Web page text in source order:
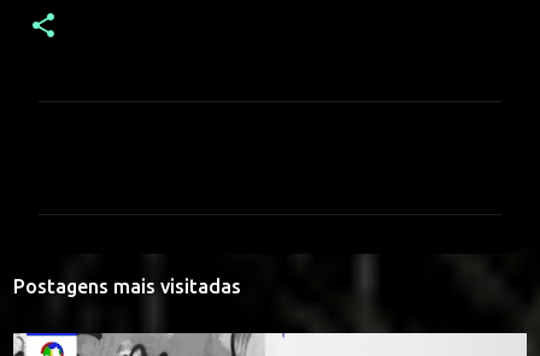
n
á
Postagens mais visitadas